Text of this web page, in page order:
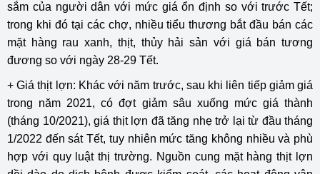
sắm của người dân với mức giá ổn định so với trước Tết;
trong khi đó tại các chợ, nhiều tiểu thương bắt đầu bán các
mặt hàng rau xanh, thịt, thủy hải sản với giá bán tương
đương so với ngày 28-29 Tết.
+ Giá thịt lợn: Khác với năm trước, sau khi liên tiếp giảm giá
trong năm 2021, có đợt giảm sâu xuống mức giá thành
(tháng 10/2021), giá thịt lợn đã tăng nhẹ trở lại từ đầu tháng
1/2022 đến sát Tết, tuy nhiên mức tăng không nhiều và phù
hợp với quy luật thị trường. Nguồn cung mặt hàng thịt lợn